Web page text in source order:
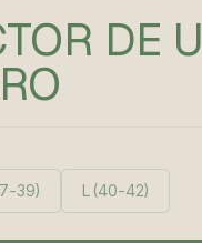
DE
39) L (40-42)